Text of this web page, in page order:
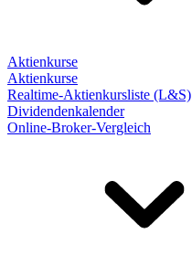
Aktienkurse
Aktienkurse
Realtime-Aktienkursliste (L&S)
Dividendenkalender
Online-Broker-Vergleich